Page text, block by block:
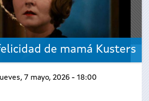
de mamá Kusters
7 mayo, 2026 - 18:00